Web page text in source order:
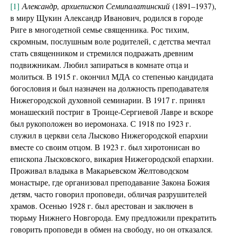
[1] Александр, архиепископ Семипалатинский (1891–1937),
в миру Щукин Александр Иванович, родился в городе
Риге в многодетной семье священника. Рос тихим,
скромным, послушным воле родителей, с детства мечтал
стать священником и стремился подражать древним
подвижникам. Любил запираться в комнате отца и
молиться. В 1915 г. окончил МДА со степенью кандидата
богословия и был назначен на должность преподавателя
Нижегородской духовной семинарии. В 1917 г. принял
монашеский постриг в Троице-Сергиевой Лавре и вскоре
был рукоположен во иеромонаха. С 1918 по 1923 г.
служил в церкви села Лысково Нижегородской епархии
вместе со своим отцом. В 1923 г. был хиротонисан во
епископа Лысковского, викария Нижегородской епархии.
Проживал владыка в Макарьевском Желтоводском
монастыре, где организовал преподавание Закона Божия
детям, часто говорил проповеди, обличая разрушителей
храмов. Осенью 1928 г. был арестован и заключен в
тюрьму Нижнего Новгорода. Ему предложили прекратить
говорить проповеди в обмен на свободу, но он отказался.